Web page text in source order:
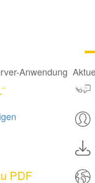
Anwendung
PDF